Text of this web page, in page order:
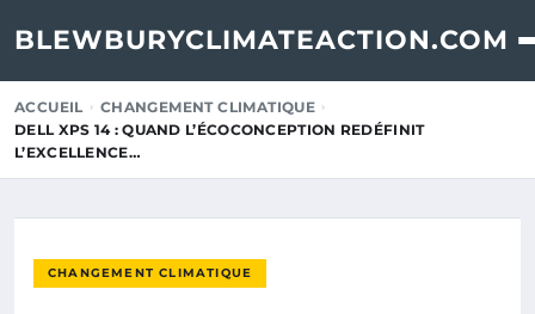
BLEWBURYCLIMATEACTION.COM
ACCUEIL
CHANGEMENT CLIMATIQUE
DELL XPS 14 : QUAND L’ÉCOCONCEPTION REDÉFINIT
L’EXCELLENCE…
CHANGEMENT CLIMATIQUE